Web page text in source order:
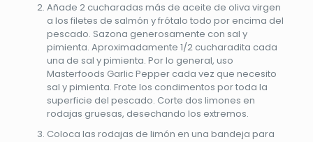
Añade 2 cucharadas más de aceite de oliva virgen
a los filetes de salmón y frótalo todo por encima del
pescado. Sazona generosamente con sal y
pimienta. Aproximadamente 1/2 cucharadita cada
una de sal y pimienta. Por lo general, uso
Masterfoods Garlic Pepper cada vez que necesito
sal y pimienta. Frote los condimentos por toda la
superficie del pescado. Corte dos limones en
rodajas gruesas, desechando los extremos.
Coloca las rodajas de limón en una bandeja para